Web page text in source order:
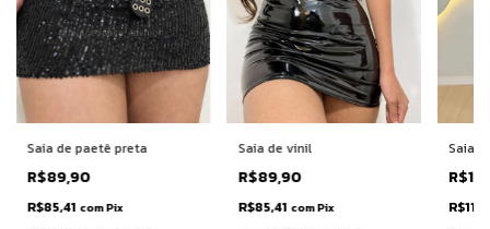
Saia de paetê preta
R$89,90
R$85,41 comPix
Saia de vinil
R$89,90
R$85,41 comPix
Saia